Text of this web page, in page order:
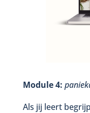
Module 4:
Als jij leert